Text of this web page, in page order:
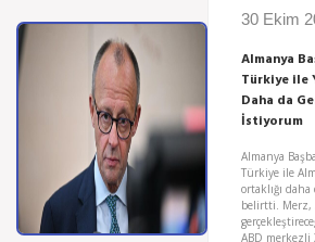
30 Ekim
Almanya
Türkiye ile
Daha da
İstiyorum
Almanya
Türkiye ile
ortaklığı
belirtti. Merz,
ABD merkezli